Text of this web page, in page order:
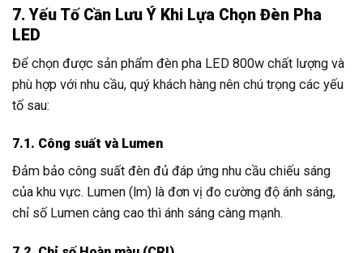
7. Yếu Tố Cần Lưu Ý Khi Lựa Chọn Đèn Pha
LED
Để chọn được sản phẩm đèn pha LED 800w chất lượng và
phù hợp với nhu cầu, quý khách hàng nên chú trọng các yếu
tố sau:
7.1. Công suất và Lumen
Đảm bảo công suất đèn đủ đáp ứng nhu cầu chiếu sáng
của khu vực. Lumen (lm) là đơn vị đo cường độ ánh sáng,
chỉ số Lumen càng cao thì ánh sáng càng mạnh.